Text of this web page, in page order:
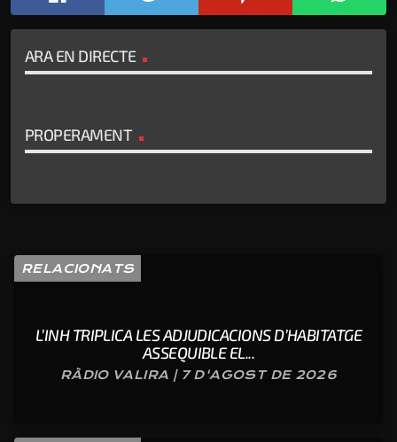
ARA EN DIRECTE
PROPERAMENT
RELACIONATS
L’INH TRIPLICA LES ADJUDICACIONS D’HABITATGE
ASSEQUIBLE EL...
RÀDIO VALIRA | 7 D'AGOST DE 2026